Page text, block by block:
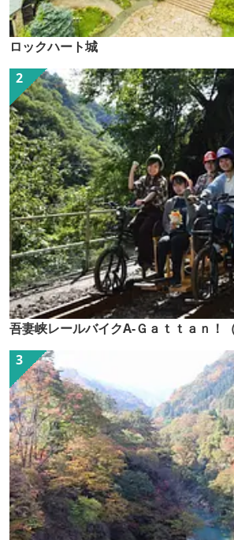
ロックハート城
吾妻峡レールバイクA-Ｇａｔｔａｎ！